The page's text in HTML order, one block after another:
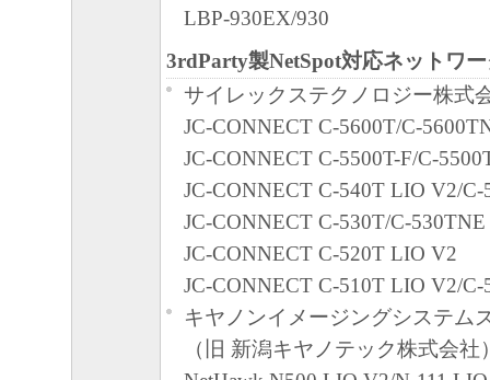
computer software" and "commercial
documentation," as such terms are used in
(Sept 1995). Consistent with 48
227.7202-1 through 227.7202-4 (June
Government End Users shall acquire the
those rights set forth herein. Manufacturer
2,Shimomaruko 3-chome, Ohta-ku, Tokyo
本条項中で使用される"the Software"と
定義される「本ソフトウェア」を意味
とします。
LBP-930EX/930
3rdParty製NetSpot対応ネットワ
サイレックステクノロジー株式
JC-CONNECT C-5600T/C-
JC-CONNECT C-5500T-F/C-
JC-CONNECT C-540T LIO V2/
JC-CONNECT C-530T/C-530TNE
JC-CONNECT C-520T LIO V2
JC-CONNECT C-510T LIO V2/
キヤノンイメージングシステム
（旧 新潟キヤノテック株式会社